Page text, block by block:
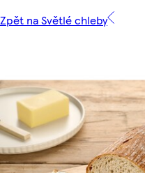
Zpět na Světlé chleby